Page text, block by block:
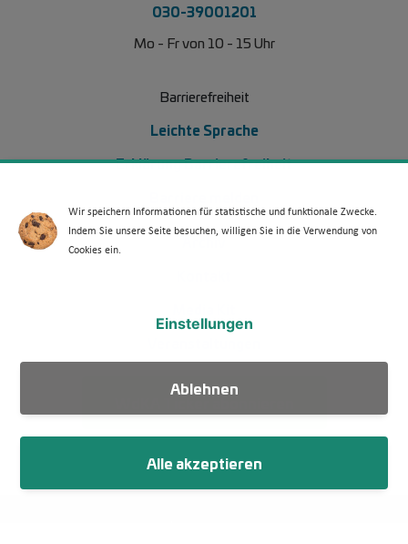
030-39001201
Mo - Fr von 10 - 15 Uhr
Barrierefreiheit
Leichte Sprache
Erklärung Barrierefreiheit
Footer Menü 2 (WdKA 26)
Archiv
Wir speichern Informationen für statistische und funktionale Zwecke.
Indem Sie unsere Seite besuchen, willigen Sie in die Verwendung von
Cookies ein.
Ablehnen
Einstellungen
Alle akzeptieren